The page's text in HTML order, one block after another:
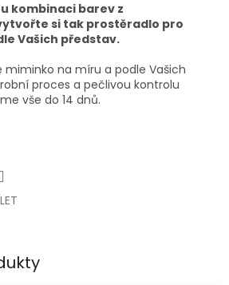
kombinaci barev z
si tak prostěradlo pro
Vašich představ.
miminko na míru a podle Vašich
proces a pečlivou kontrolu
vše do 14 dnů.